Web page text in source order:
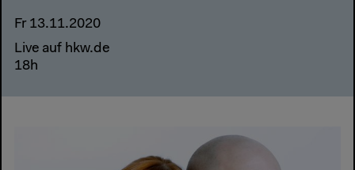
Fr 13.11.2020
Live auf hkw.de
18h